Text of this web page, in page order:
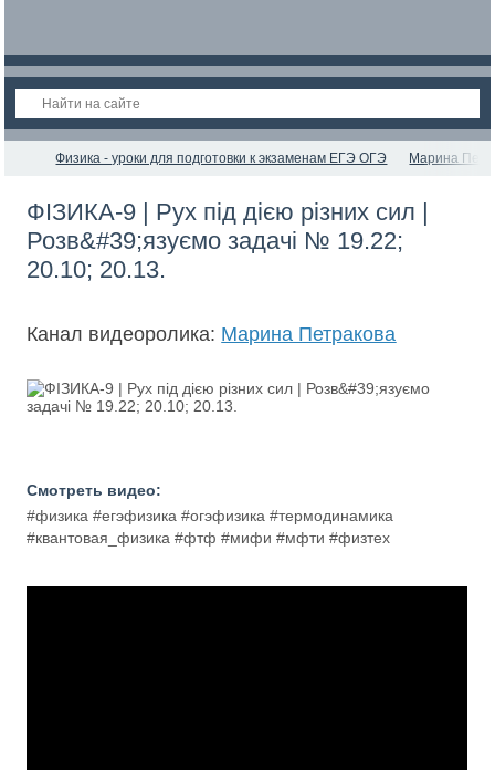
Физика - уроки для подготовки к экзаменам ЕГЭ ОГЭ Марина
ФІЗИКА-9 | Рух під дією різних сил |
Розв&#39;язуємо задачі № 19.22;
20.10; 20.13.
Канал видеоролика: Марина Петракова
Смотреть видео:
#физика #егэфизика #огэфизика #термодинамика
#квантовая_физика #фтф #мифи #мфти #физтех